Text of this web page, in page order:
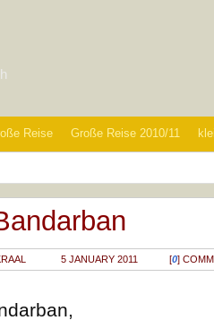
Reise Große Reise 2010/11
5 JANUARY 2011 [0]